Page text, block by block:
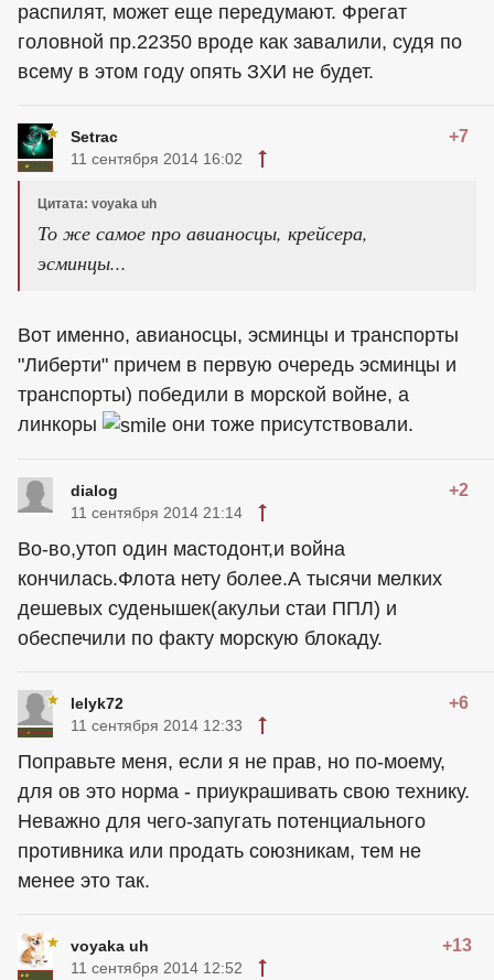
распилят, может еще передумают. Фрегат
головной пр.22350 вроде как завалили, судя по
всему в этом году опять ЗХИ не будет.
Setrac +7
11 сентября 2014 16:02
Цитата: voyaka uh
То же самое про авианосцы, крейсера,
эсминцы...
Вот именно, авианосцы, эсминцы и транспорты
"Либерти" причем в первую очередь эсминцы и
транспорты) победили в морской войне, а
линкоры
они тоже присутствовали.
dialog +2
11 сентября 2014 21:14
Во-во,утоп один мастодонт,и война
кончилась.Флота нету более.А тысячи мелких
дешевых суденышек(акульи стаи ППЛ) и
обеспечили по факту морскую блокаду.
lelyk72 +6
11 сентября 2014 12:33
Поправьте меня, если я не прав, но по-моему,
для ов это норма - приукрашивать свою технику.
Неважно для чего-запугать потенциального
противника или продать союзникам, тем не
менее это так.
voyaka uh +13
11 сентября 2014 12:52